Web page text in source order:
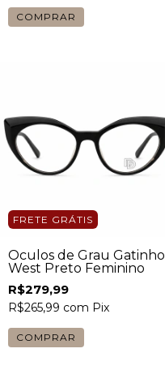
FRETE GRÁTIS
Óculos de Grau Gatinho
West Preto Feminino
R$279,99
R$265,99 com Pix